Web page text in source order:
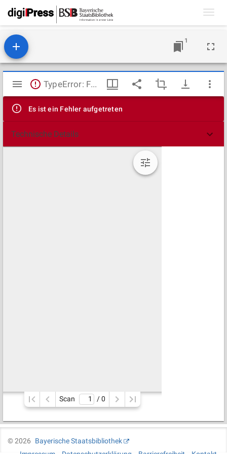
1
Mirador
Viewer
TypeError: Failed to fetch
Es ist ein Fehler aufgetreten
Technische Details
Scan / 0
©2026
Bayerische Staatsbibliothek